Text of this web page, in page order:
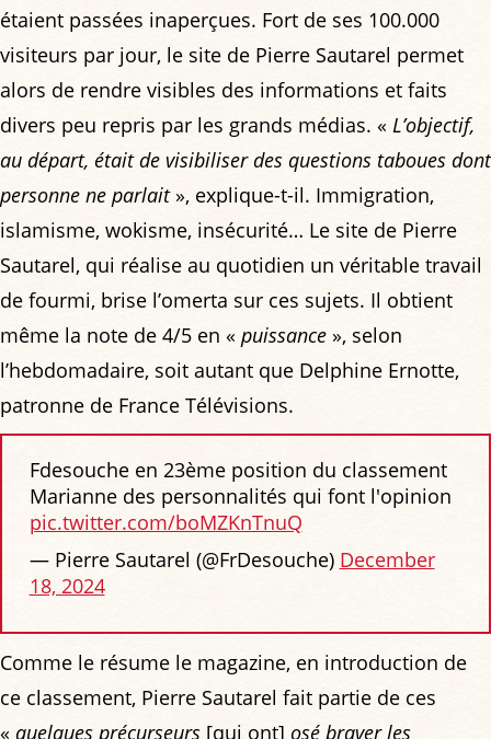
étaient passées inaperçues. Fort de ses 100.000
visiteurs par jour, le site de Pierre Sautarel permet
alors de rendre visibles des informations et faits
divers peu repris par les grands médias. « L’objectif,
au départ, était de visibiliser des questions taboues dont
personne ne parlait», explique-t-il. Immigration,
islamisme, wokisme, insécurité… Le site de Pierre
Sautarel, qui réalise au quotidien un véritable travail
de fourmi, brise l’omerta sur ces sujets. Il obtient
même la note de 4/5 en « puissance », selon
l’hebdomadaire, soit autant que Delphine Ernotte,
patronne de France Télévisions.
Fdesouche en 23ème position du classement
Marianne des personnalités qui font l'opinion
pic.twitter.com/boMZKnTnuQ
— Pierre Sautarel (@FrDesouche) December
18, 2024
Comme le résume le magazine, en introduction de
ce classement, Pierre Sautarel fait partie de ces
« quelques précurseurs [qui ont] osé braver les